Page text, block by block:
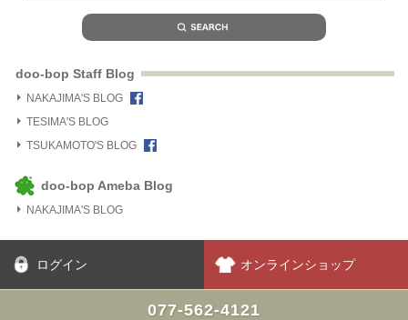
doo-bop Staff Blog
NAKAJIMA'S BLOG
TESIMA'S BLOG
TSUKAMOTO'S BLOG
doo-bop Ameba Blog
NAKAJIMA'S BLOG
ログイン オンラインショップ
077-562-4121